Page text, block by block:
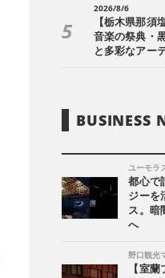
2026/8/6
【栃木県那須
音楽の祭典・
と多彩なアー
BUSINESS
ユーモラ
都心で
ジーを
ス。暗
へ
野口観光
【室